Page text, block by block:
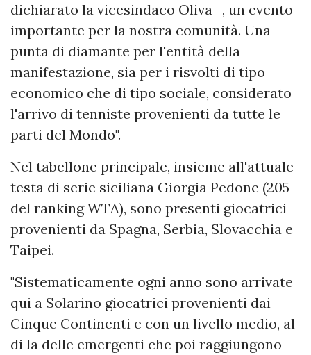
dichiarato la vicesindaco Oliva -, un evento
importante per la nostra comunità. Una
punta di diamante per l'entità della
manifestazione, sia per i risvolti di tipo
economico che di tipo sociale, considerato
l'arrivo di tenniste provenienti da tutte le
parti del Mondo".
Nel tabellone principale, insieme all'attuale
testa di serie siciliana Giorgia Pedone (205
del ranking WTA), sono presenti giocatrici
provenienti da Spagna, Serbia, Slovacchia e
Taipei.
"Sistematicamente ogni anno sono arrivate
qui a Solarino giocatrici provenienti dai
Cinque Continenti e con un livello medio, al
di la delle emergenti che poi raggiungono